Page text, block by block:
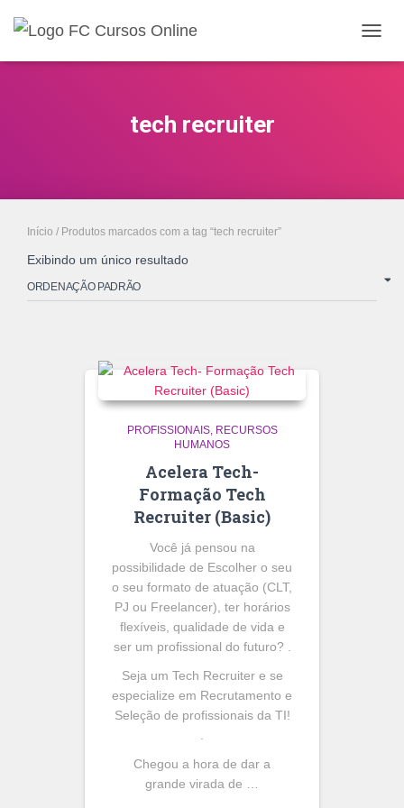
tech recruiter
Início / Produtos marcados com a tag “tech recruiter”
Exibindo um único resultado
PROFISSIONAIS
RECURSOS
HUMANOS
Acelera Tech-
Formação Tech
Recruiter (Basic)
Você já pensou na
possibilidade de Escolher o seu
o seu formato de atuação (CLT,
PJ ou Freelancer), ter horários
flexíveis, qualidade de vida e
ser um profissional do futuro? .
Seja um Tech Recruiter e se
especialize em Recrutamento e
Seleção de profissionais da TI!
.
Chegou a hora de dar a
grande virada de …